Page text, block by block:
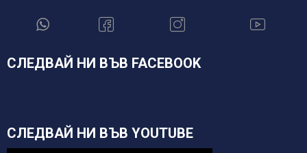
СЛЕДВАЙ НИ ВЪВ FACEBOOK
СЛЕДВАЙ НИ ВЪВ YOUTUBE